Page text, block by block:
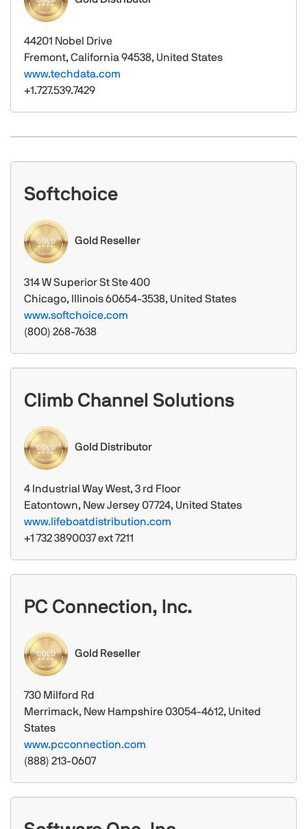
44201 Nobel Drive
Fremont, California 94538, United States
www.techdata.com
+1.727.539.7429
Softchoice
Gold Reseller
314 W Superior St Ste 400
Chicago, Illinois 60654-3538, United States
www.softchoice.com
(800) 268-7638
Climb Channel Solutions
Gold Distributor
4 Industrial Way West, 3 rd Floor
Eatontown, New Jersey 07724, United States
www.lifeboatdistribution.com
+1 732 3890037 ext 7211
PC Connection, Inc.
Gold Reseller
730 Milford Rd
Merrimack, New Hampshire 03054-4612, United
States
www.pcconnection.com
(888) 213-0607